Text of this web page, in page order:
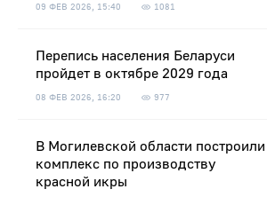
09 ФЕВ 2026, 15:40 1081
Перепись населения Беларуси
пройдет в октябре 2029 года
08 ФЕВ 2026, 16:20 977
В Могилевской области построили
комплекс по производству
красной икры